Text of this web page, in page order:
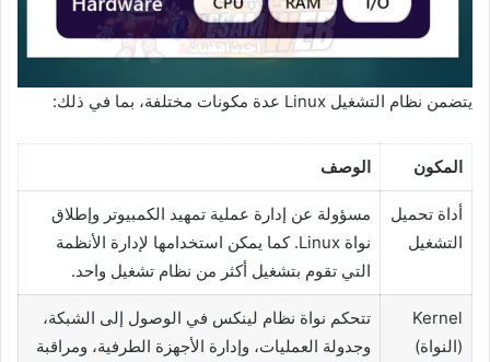
يتضمن نظام التشغيل Linux عدة مكونات مختلفة، بما في ذلك:
المكون الوصف
أداة تحميل
التشغيل
مسؤولة عن إدارة عملية تمهيد الكمبيوتر وإطلاق
نواة Linux. كما يمكن استخدامها لإدارة الأنظمة
التي تقوم بتشغيل أكثر من نظام تشغيل واحد.
Kernel
(النواة)
تتحكم نواة نظام لينكس في الوصول إلى الشبكة،
وجدولة العمليات، وإدارة الأجهزة الطرفية، ومراقبة